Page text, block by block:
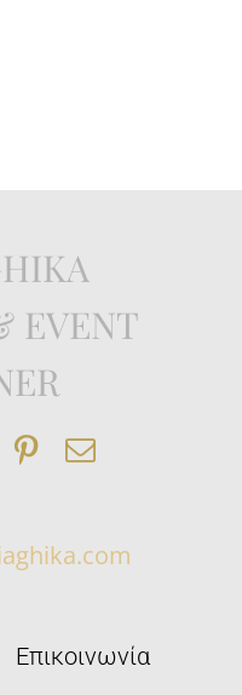
Επικοινωνία
EVENT